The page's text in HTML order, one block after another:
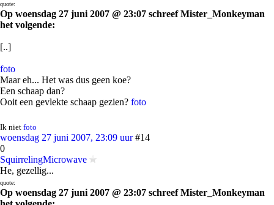
quote:
Op woensdag 27 juni 2007 @ 23:07 schreef Mister_Monkeyman
het volgende:
[..]
foto
Maar eh... Het was dus geen koe?
Een schaap dan?
Ooit een gevlekte schaap gezien? foto
Ik niet foto
woensdag 27 juni 2007, 23:09 uur #14
0
SquirrelingMicrowave
He, gezellig...
quote:
Op woensdag 27 juni 2007 @ 23:07 schreef Mister_Monkeyman